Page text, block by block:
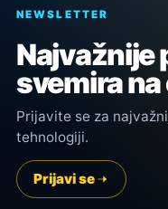
NEWSLETTER
Najvažnije
svemira
Prijavite se za
tehnologiji.
Prijavi se